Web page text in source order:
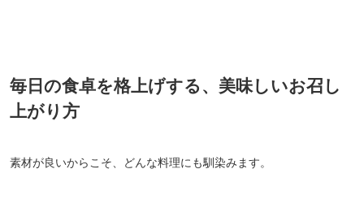
毎日の食卓を格上げする、美味しいお召し
上がり方
素材が良いからこそ、どんな料理にも馴染みます。